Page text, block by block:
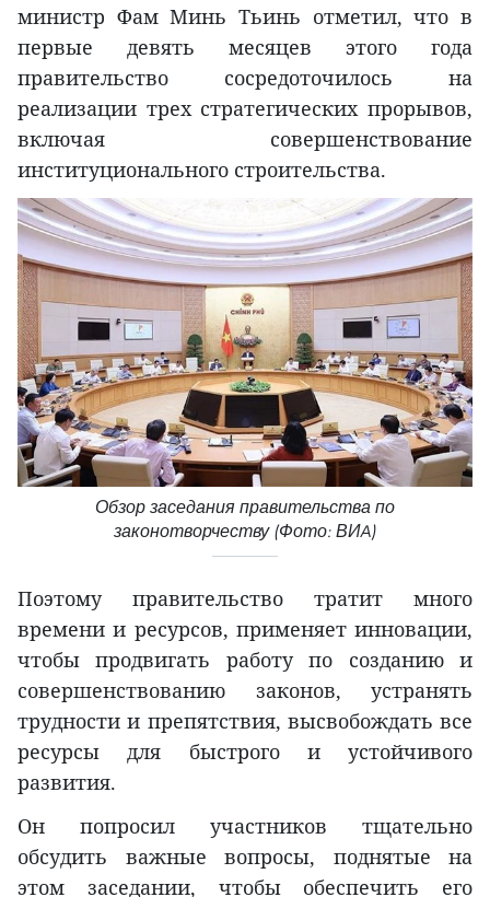
министр Фам Минь Тьинь отметил, что в
первые девять месяцев этого года
правительство сосредоточилось на
реализации трех стратегических прорывов,
включая совершенствование
институционального строительства.
Обзор заседания правительства по
законотворчеству (Фото: ВИA)
Поэтому правительство тратит много
времени и ресурсов, применяет инновации,
чтобы продвигать работу по созданию и
совершенствованию законов, устранять
трудности и препятствия, высвобождать все
ресурсы для быстрого и устойчивого
развития.
Он попросил участников тщательно
обсудить важные вопросы, поднятые на
этом заседании, чтобы обеспечить его